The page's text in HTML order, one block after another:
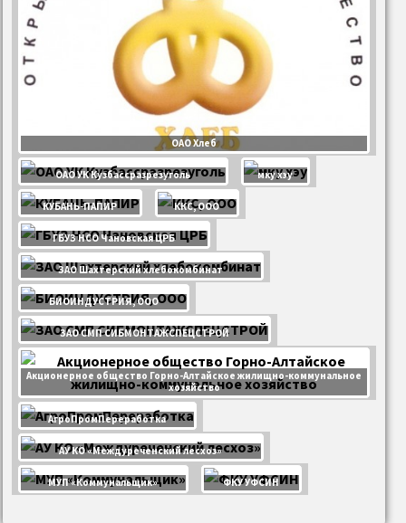
ОАО Хлеб
ОАО УК Кузбассразрезуголь мку хэу
КУБАНЬ-ПАПИР ККС, ООО
ГБУЗ НСО Чановская ЦРБ
ЗАО Шахтерский хлебокомбинат
БИОИНДУСТРИЯ, ООО
ЗАО СМП СИБМОНТАЖСПЕЦСТРОЙ
Акционерное общество Горно-Алтайское жилищно-коммунальное
хозяйство
АгроПромПереработка
АУ КО «Междуреченский лесхоз»
МУП «Коммунальщик» ФКУ УФСИН